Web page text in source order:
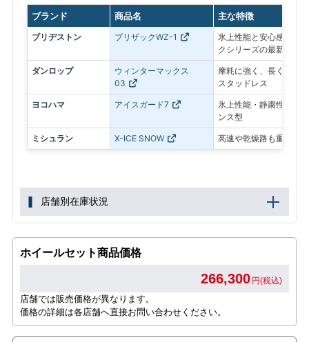
ブランド 商品名 主な特徴
ブリヂストン ブリザックWZ-1
氷上性能と安心感を最
クシリーズの最新モデル
ダンロップ
ウィンターマックス
03
摩耗に強く、長く使い
スタッドレス
ヨコハマ アイスガード7
氷上性能・静粛性・ロ
ンス型
ミシュラン X-ICE SNOW 高速や乾燥路も重視し
店舗別在庫状況
ホイールセット商品価格
266,300 円(税込)
店舗では販売価格が異なります。
価格の詳細は各店舗へ直接お問い合わせください。